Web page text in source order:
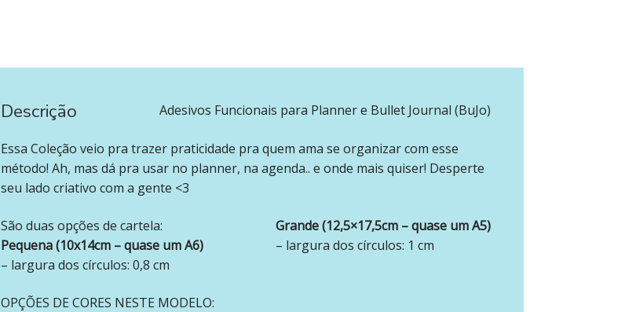
Descrição Adesivos Funcionais para Planner e Bullet Journal (BuJo)
Essa Coleção veio pra trazer praticidade pra quem ama se organizar com esse
método! Ah, mas dá pra usar no planner, na agenda.. e onde mais quiser! Desperte
seu lado criativo com a gente <3
São duas opções de cartela:
Pequena (10x14cm – quase um A6)
– largura dos círculos: 0,8 cm
Grande (12,5×17,5cm – quase um A5)
– largura dos círculos: 1 cm
OPÇÕES DE CORES NESTE MODELO: